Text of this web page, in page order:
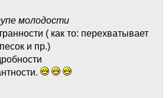
молодости
( как то: перехватывает
и пр.)